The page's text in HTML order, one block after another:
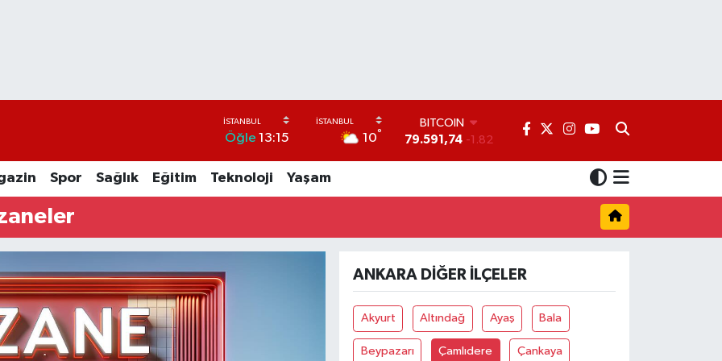
Öğle 13:15 10°
BITCOIN
79.591,74 -1.82
61,60380 0.18
6862,09000
0.19
BİST100
14.598,00
0
Spor Sağlık Eğitim Teknoloji Yaşam
ANKARA DIĞER İLÇELER
Akyurt Altındağ Ayaş Bala
Beypazarı Çamlıdere Çankaya